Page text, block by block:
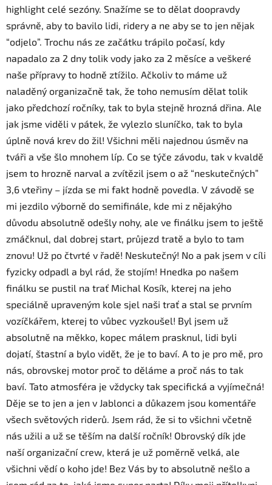
highlight celé sezóny. Snažíme se to dělat doopravdy
správně, aby to bavilo lidi, ridery a ne aby se to jen nějak
“odjelo”. Trochu nás ze začátku trápilo počasí, kdy
napadalo za 2 dny tolik vody jako za 2 měsíce a veškeré
naše přípravy to hodně ztížilo. Ačkoliv to máme už
naladěný organizačně tak, že toho nemusím dělat tolik
jako předchozí ročníky, tak to byla stejně hrozná dřina. Ale
jak jsme viděli v pátek, že vylezlo sluníčko, tak to byla
úplně nová krev do žil! Všichni měli najednou úsměv na
tváři a vše šlo mnohem líp. Co se týče závodu, tak v kvaldě
jsem to hrozně narval a zvítězil jsem o až “neskutečných”
3,6 vteřiny – jízda se mi fakt hodně povedla. V závodě se
mi jezdilo výborně do semifinále, kde mi z nějakýho
důvodu absolutně odešly nohy, ale ve finálku jsem to ještě
zmáčknul, dal dobrej start, průjezd tratě a bylo to tam
znovu! Už po čtvrté v řadě! Neskutečný! No a pak jsem v cíli
fyzicky odpadl a byl rád, že stojím! Hnedka po našem
finálku se pustil na trať Michal Kosík, kterej na jeho
speciálně upraveným kole sjel naši trať a stal se prvním
vozíčkářem, kterej to vůbec vyzkoušel! Byl jsem už
absolutně na měkko, kopec málem prasknul, lidi byli
dojatí, štastní a bylo vidět, že je to baví. A to je pro mě, pro
nás, obrovskej motor proč to děláme a proč nás to tak
baví. Tato atmosféra je vždycky tak specifická a vyjímečná!
Děje se to jen a jen v Jablonci a důkazem jsou komentáře
všech světových riderů. Jsem rád, že si to všichni včetně
nás užili a už se těším na další ročník! Obrovský dík jde
naší organizační crew, která je už poměrně velká, ale
všichni vědí o koho jde! Bez Vás by to absolutně nešlo a